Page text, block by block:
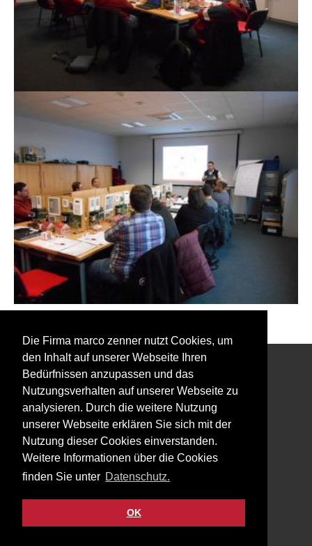
Die Firma marco zenner nutzt Cookies, um
den Inhalt auf unserer Webseite Ihren
Bedürfnissen anzupassen und das
Nutzungsverhalten auf unserer Webseite zu
analysieren. Durch die weitere Nutzung
unserer Webseite erklären Sie sich mit der
Nutzung dieser Cookies einverstanden.
Weitere Informationen über die Cookies
finden Sie unter Datenschutz.
OK
Interessiert an unserem Newsletter?
Impressum
Datenschutz
Kontakt
Facebook